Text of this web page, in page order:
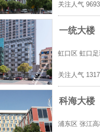
关注人气
一统大楼
虹口区 虹口
关注人气
科海大楼
浦东区 张江